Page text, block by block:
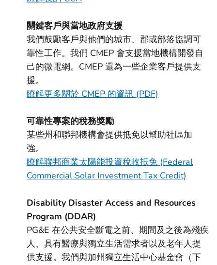
關鍵客戶與當地政府支援
我們鼓勵客戶與他們的城市、郡或部落協調可
靠性工作。我們 CMEP 會支援當地機構開發自
己的微電網。CMEP 還為一些企業客戶提供支
援。
瞭解更多關於 CMEP 的資訊 (PDF)
可靠性專案的稅務獎勵
某些州和聯邦機構會提供抵免以幫助社區加
強。
瞭解聯邦商業太陽能投資稅收抵免 (Federal
Commercial Solar Investment Tax Credit)
Disability Disaster Access and Resources
Program (DDAR)
PG&E 在公共安全斷電之前、期間及之後為殘疾
人、具有醫療與獨立生活需求者以及老年人提
供支援。我們與加州獨立生活中心基金會（下